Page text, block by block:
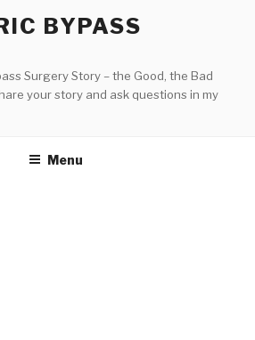
BYPASS
Surgery Story – the Good, the Bad
your story and ask questions in my
Menu